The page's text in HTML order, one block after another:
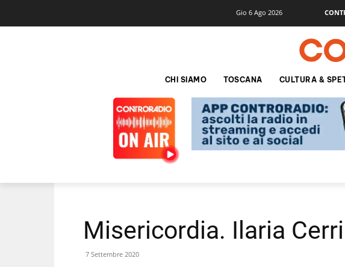
Gio 6 Ago 2026
CHI SIAMO TOSCANA CULTURA &
Misericordia. Ilaria
7 Settembre 2020